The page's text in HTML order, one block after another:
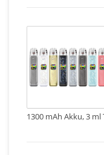
1300 mAh Akku, 3